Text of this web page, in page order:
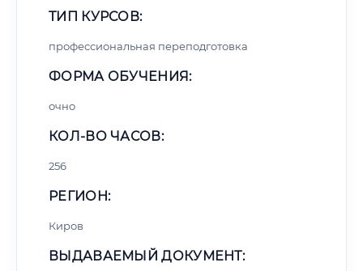
ТИП КУРСОВ:
профессиональная переподготовка
ФОРМА ОБУЧЕНИЯ:
очно
КОЛ-ВО ЧАСОВ:
256
РЕГИОН:
Киров
ВЫДАВАЕМЫЙ ДОКУМЕНТ: